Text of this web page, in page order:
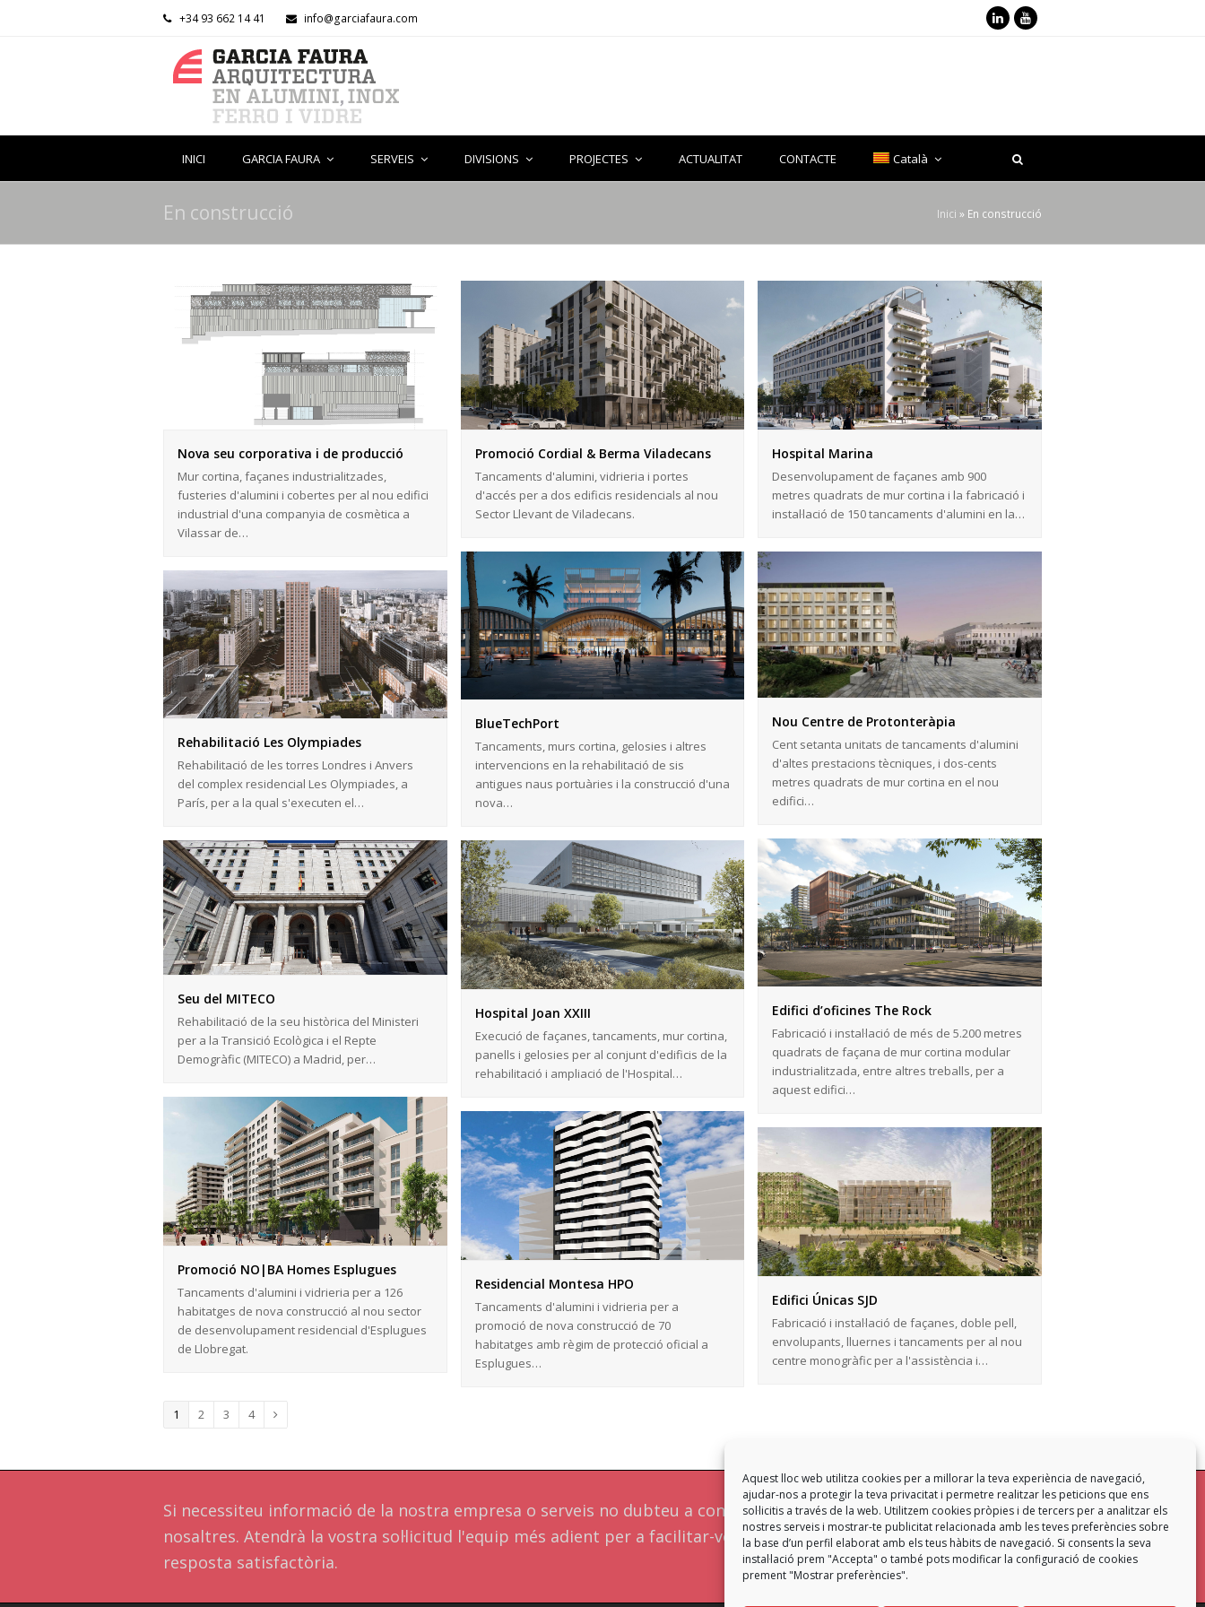
Aquest lloc web utilitza cookies per a millorar la teva experiència de navegació,
ajudar-nos a protegir la teva privacitat i permetre realitzar les peticions que ens
sol·licitis a través de la web. Utilitzem cookies pròpies i de tercers per a analitzar els
nostres serveis i mostrar-te publicitat relacionada amb les teves preferències sobre
la base d’un perfil elaborat amb els teus hàbits de navegació. Si consents la seva
instal·lació prem "Accepta" o també pots modificar la configuració de cookies
prement "Mostrar preferències".
+34 93 662 14 41 info@garciafaura.com LinkedInYoutube
INICI GARCIA FAURA SERVEIS DIVISIONS PROJECTES ACTUALITAT CONTACTE Català
En construcció Inici » En construcció
Nova seu corporativa i de producció
Mur cortina, façanes industrialitzades,
fusteries d'alumini i cobertes per al nou edifici
industrial d'una companyia de cosmètica a
Vilassar de…
Promoció Cordial & Berma Viladecans
Tancaments d'alumini, vidrieria i portes
d'accés per a dos edificis residencials al nou
Sector Llevant de Viladecans.
Hospital Marina
Desenvolupament de façanes amb 900
metres quadrats de mur cortina i la fabricació i
instal·lació de 150 tancaments d'alumini en la…
BlueTechPort
Tancaments, murs cortina, gelosies i altres
intervencions en la rehabilitació de sis
antigues naus portuàries i la construcció d'una
nova…
Nou Centre de Protonteràpia
Cent setanta unitats de tancaments d'alumini
d'altes prestacions tècniques, i dos-cents
metres quadrats de mur cortina en el nou
edifici…
Rehabilitació Les Olympiades
Rehabilitació de les torres Londres i Anvers
del complex residencial Les Olympiades, a
París, per a la qual s'executen el…
Edifici d’oficines The Rock
Fabricació i instal·lació de més de 5.200 metres
quadrats de façana de mur cortina modular
industrialitzada, entre altres treballs, per a
aquest edifici…
Seu del MITECO
Rehabilitació de la seu històrica del Ministeri
per a la Transició Ecològica i el Repte
Demogràfic (MITECO) a Madrid, per…
Hospital Joan XXIII
Execució de façanes, tancaments, mur cortina,
panells i gelosies per al conjunt d'edificis de la
rehabilitació i ampliació de l'Hospital…
Promoció NO|BA Homes Esplugues
Tancaments d'alumini i vidrieria per a 126
habitatges de nova construcció al nou sector
de desenvolupament residencial d'Esplugues
de Llobregat.
Residencial Montesa HPO
Tancaments d'alumini i vidrieria per a
promoció de nova construcció de 70
habitatges amb règim de protecció oficial a
Esplugues…
Edifici Únicas SJD
Fabricació i instal·lació de façanes, doble pell,
envolupants, lluernes i tancaments per al nou
centre monogràfic per a l'assistència i…
Page
1 Page
2 Page
3 Page
4 Next
Si necessiteu informació de la nostra empresa o serveis no dubteu a contactar amb
nosaltres. Atendrà la vostra sol·licitud l'equip més adient per a facilitar-vos una
resposta satisfactòria.
Contacta